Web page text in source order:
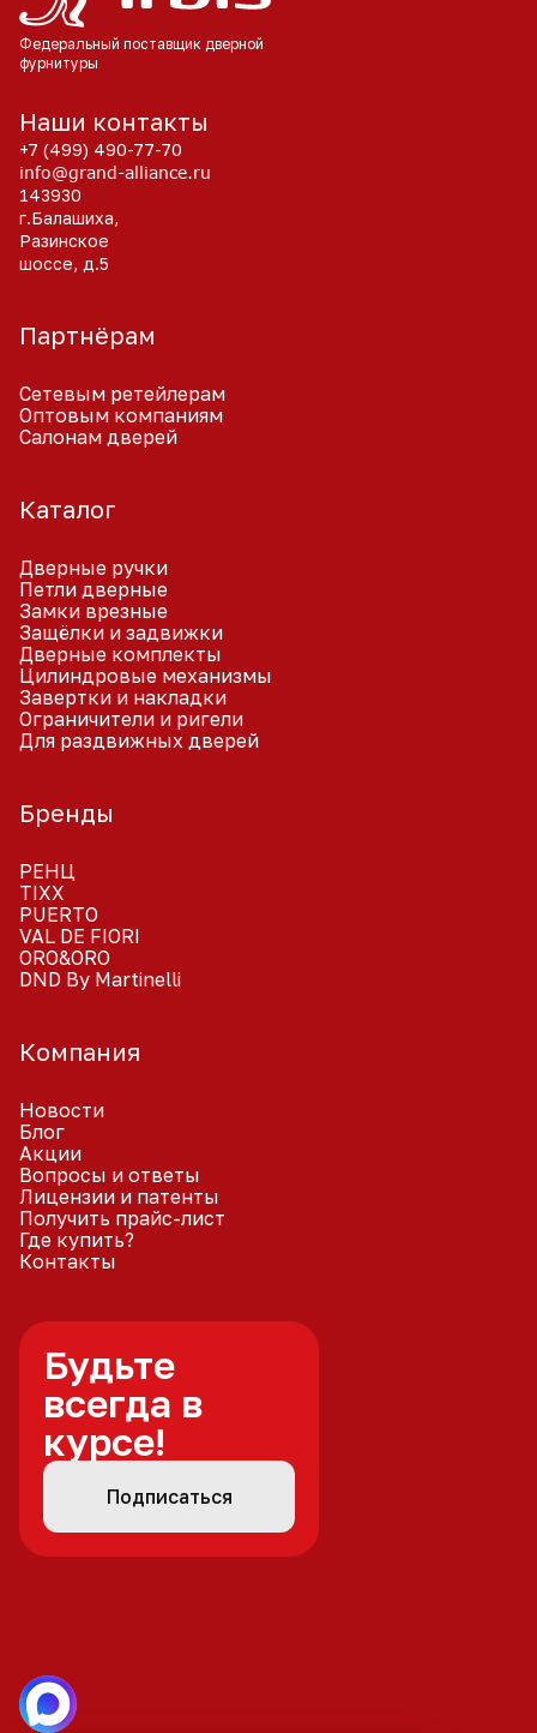
Федеральный поставщик дверной
фурнитуры
Наши контакты
+7 (499) 490-77-70
info@grand-alliance.ru
143930
г.Балашиха,
Разинское
шоссе, д.5
Партнёрам
Сетевым ретейлерам
Оптовым компаниям
Салонам дверей
Каталог
Дверные ручки
Петли дверные
Замки врезные
Защёлки и задвижки
Дверные комплекты
Цилиндровые механизмы
Завертки и накладки
Ограничители и ригели
Для раздвижных дверей
Бренды
РЕНЦ
TIXX
PUERTO
VAL DE FIORI
ORO&ORO
DND By Martinelli
Компания
Новости
Блог
Акции
Вопросы и ответы
Лицензии и патенты
Получить прайс-лист
Где купить?
Контакты
Будьте
всегда в
курсе!
Подписаться